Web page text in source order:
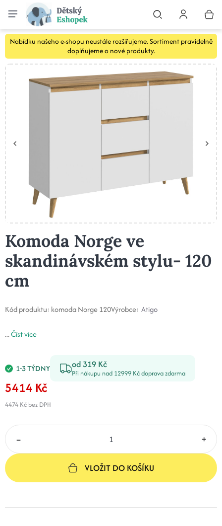
Nabídku našeho e-shopu neustále rozšiřujeme. Sortiment pravidelně
doplňujeme o nové produkty.
Komoda Norge ve
skandinávském stylu- 120
cm
Kód produktu: komoda Norge 120Výrobce: Atigo
...Číst více
1-3 TÝDNY od 319 Kč
Při nákupu nad 12999 Kč doprava zdarma
5414 Kč
4474 Kč bez DPH
– +
VLOŽIT DO KOŠÍKU